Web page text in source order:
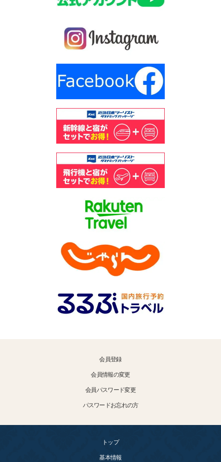
会員登録
会員情報の変更
会員パスワード変更
パスワードお忘れの方
トップ
基本情報